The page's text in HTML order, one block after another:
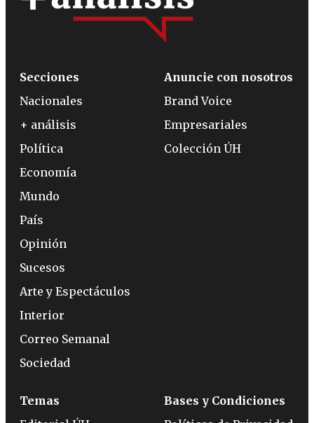
Secciones
Nacionales
+ análisis
Política
Economía
Mundo
País
Opinión
Sucesos
Arte y Espectáculos
Interior
Correo Semanal
Sociedad
Anuncie con nosotros
Brand Voice
Empresariales
Colección ÚH
Temas
Bases y Condiciones